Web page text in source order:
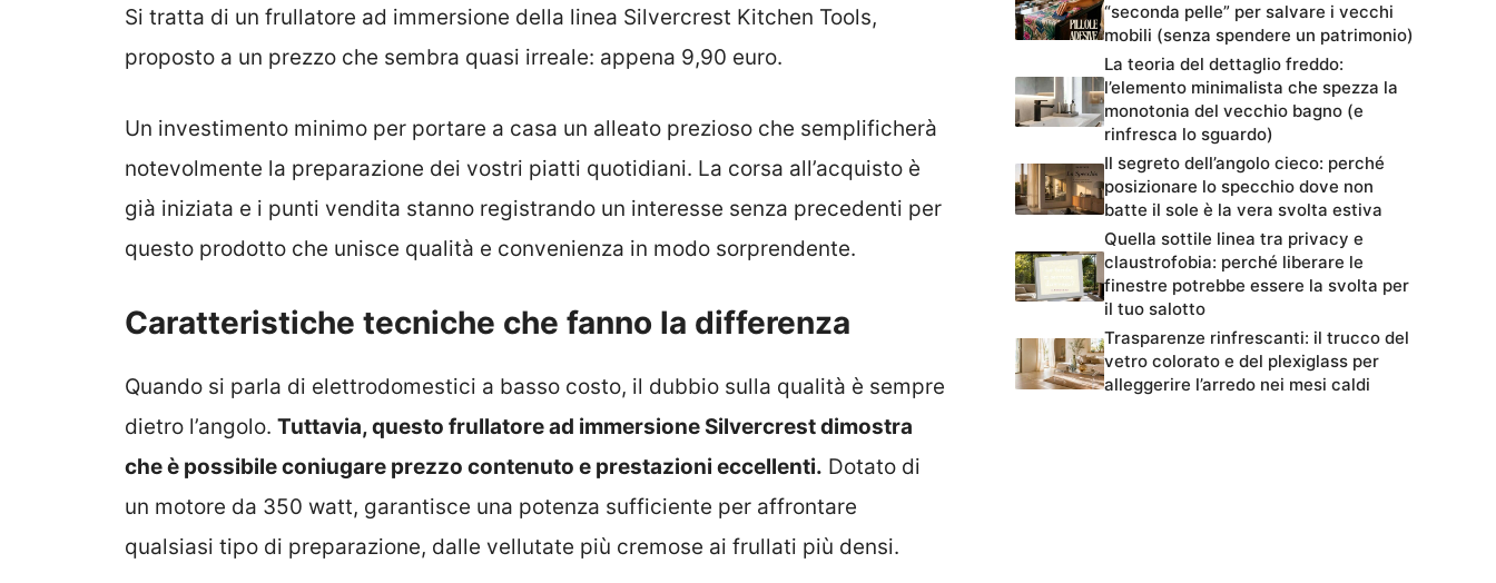
Si tratta di un frullatore ad immersione della linea Silvercrest Kitchen Tools,
proposto a un prezzo che sembra quasi irreale: appena 9,90 euro.
Un investimento minimo per portare a casa un alleato prezioso che semplificherà
notevolmente la preparazione dei vostri piatti quotidiani. La corsa all’acquisto è
già iniziata e i punti vendita stanno registrando un interesse senza precedenti per
questo prodotto che unisce qualità e convenienza in modo sorprendente.
Caratteristiche tecniche che fanno la differenza
Quando si parla di elettrodomestici a basso costo, il dubbio sulla qualità è sempre
dietro l’angolo. Tuttavia, questo frullatore ad immersione Silvercrest dimostra
che è possibile coniugare prezzo contenuto e prestazioni eccellenti. Dotato di
un motore da 350 watt, garantisce una potenza sufficiente per affrontare
qualsiasi tipo di preparazione, dalle vellutate più cremose ai frullati più densi.
“seconda pelle” per salvare i vecchi
mobili (senza spendere un patrimonio)
La teoria del dettaglio freddo:
l’elemento minimalista che spezza la
monotonia del vecchio bagno (e
rinfresca lo sguardo)
Il segreto dell’angolo cieco: perché
posizionare lo specchio dove non
batte il sole è la vera svolta estiva
Quella sottile linea tra privacy e
claustrofobia: perché liberare le
finestre potrebbe essere la svolta per
il tuo salotto
Trasparenze rinfrescanti: il trucco del
vetro colorato e del plexiglass per
alleggerire l’arredo nei mesi caldi